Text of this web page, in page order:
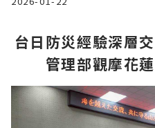
台日防災經驗深層
管理部觀摩花